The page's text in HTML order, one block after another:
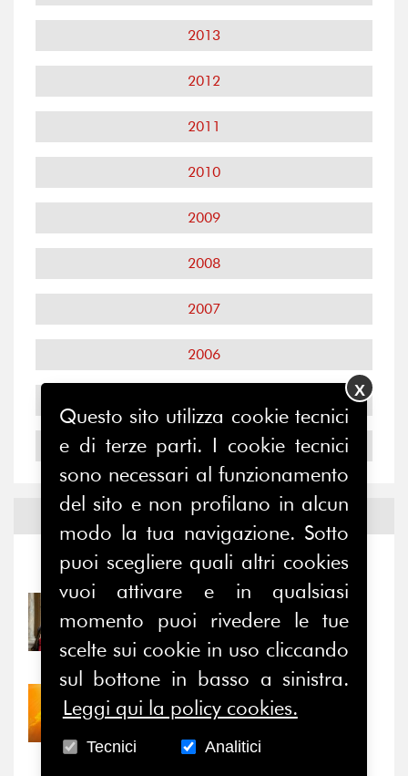
2013
2012
2011
2010
2009
2008
2007
2006
2004
Notizie ed Eventi
Notizie -Eventi
Prima della pausa estiva,
il valore di...
30/07/2026
Nove anni dopo la
“grande cecità”: la...
Questo sito utilizza cookie tecnici
e di terze parti. I cookie tecnici
sono necessari al funzionamento
del sito e non profilano in alcun
modo la tua navigazione. Sotto
puoi scegliere quali altri cookies
vuoi attivare e in qualsiasi
momento puoi rivedere le tue
scelte sui cookie in uso cliccando
sul bottone in basso a sinistra.
Leggi qui la policy cookies.
Tecnici Analitici
X